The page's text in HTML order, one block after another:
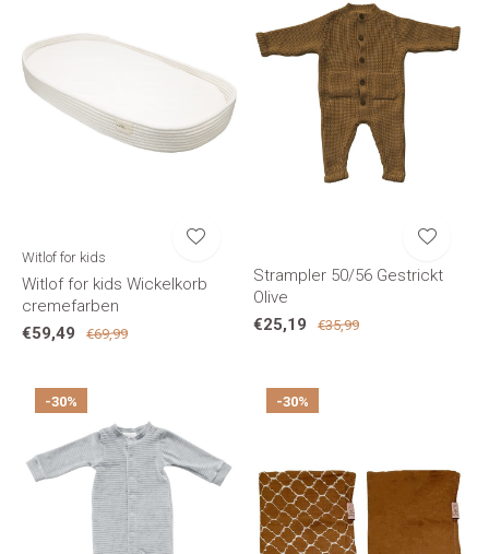
Witlof for kids
Witlof for kids Wickelkorb
cremefarben
€59,49
€69,99
Strampler 50/56 Gestrickt
Olive
€25,19
€35,99
-30% -30%